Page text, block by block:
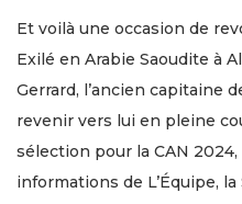
Et voilà une occasion de
Exilé en Arabie Saoudite à
Gerrard, l’ancien capitaine
revenir vers lui en pleine
sélection pour la CAN 2024,
informations de L’Équipe,